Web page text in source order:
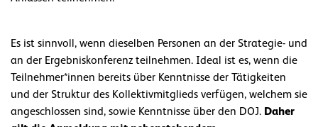
Es ist sinnvoll, wenn dieselben Personen an der Strategie- und
an der Ergebniskonferenz teilnehmen. Ideal ist es, wenn die
Teilnehmer*innen bereits über Kenntnisse der Tätigkeiten
und der Struktur des Kollektivmitglieds verfügen, welchem sie
angeschlossen sind, sowie Kenntnisse über den DOJ. Daher